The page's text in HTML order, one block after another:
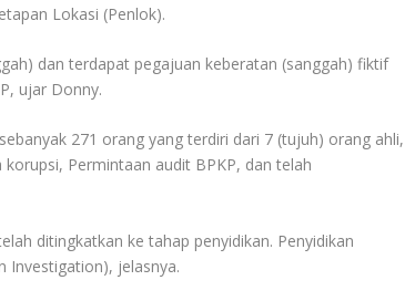
Lokasi (Penlok).
dan terdapat pegajuan keberatan (sanggah) fiktif
ujar Donny.
271 orang yang terdiri dari 7 (tujuh) orang ahli,
Permintaan audit BPKP, dan telah
ditingkatkan ke tahap penyidikan. Penyidikan
Investigation), jelasnya.